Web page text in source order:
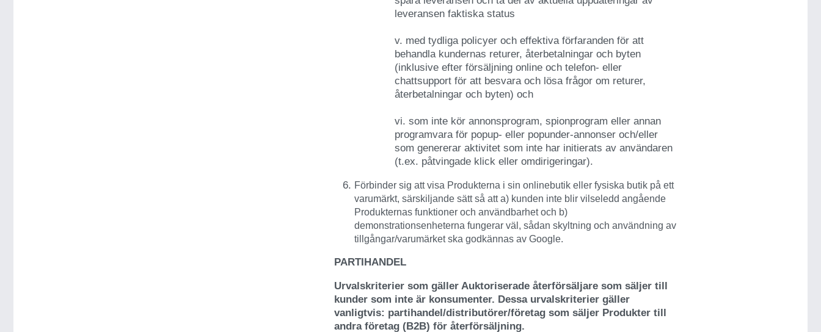
leveransen faktiska status
v. med tydliga policyer och effektiva förfaranden för att
behandla kundernas returer, återbetalningar och byten
(inklusive efter försäljning online och telefon- eller
chattsupport för att besvara och lösa frågor om returer,
återbetalningar och byten) och
vi. som inte kör annonsprogram, spionprogram eller annan
programvara för popup- eller popunder-annonser och/eller
som genererar aktivitet som inte har initierats av användaren
(t.ex. påtvingade klick eller omdirigeringar).
Förbinder sig att visa Produkterna i sin onlinebutik eller fysiska butik på ett
varumärkt, särskiljande sätt så att a) kunden inte blir vilseledd angående
Produkternas funktioner och användbarhet och b)
demonstrationsenheterna fungerar väl, sådan skyltning och användning av
tillgångar/varumärket ska godkännas av Google.
PARTIHANDEL
Urvalskriterier som gäller Auktoriserade återförsäljare som säljer till
kunder som inte är konsumenter. Dessa urvalskriterier gäller
vanligtvis: partihandel/distributörer/företag som säljer Produkter till
andra företag (B2B) för återförsäljning.